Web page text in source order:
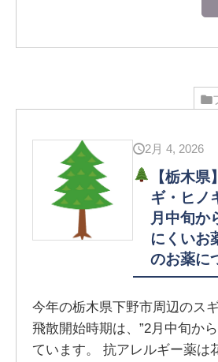
2月 4, 2026
【栃木
ギ・ヒノ
月中旬か
にくいお
のお薬に
今年の栃木県下野市周辺のス
飛散開始時期は、”2月中旬か
ています。 抗アレルギー薬は